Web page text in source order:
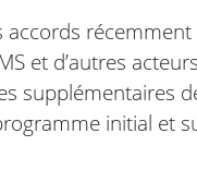
et d’autres
supplémentaires
initial et